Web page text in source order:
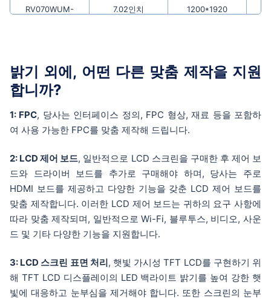
RV070WUM-
7.02인치 1200*1920
RV084XGM-
K12-20
50
RV036YHM-
1000-40
3.6인치 원형 544*506
RV040YGM-
800-39
4인치 원형 720*720
RV043FHM-
4.3인치
RV070WSM-
K10-40
6.7인치 1024*600
밝기 외에, 어떤 다른 맞춤 제작을 지원
합니까?
1: FPC, 당사는 인터페이스 정의, FPC 형상, 재료 등을 포함하
여 사용 가능한 FPC를 맞춤 제작해 드립니다.
2: LCD 제어 보드, 일반적으로 LCD 스크린을 구매한 후 제어 보
드와 드라이버 보드를 추가로 구매해야 하며, 당사는 주로
HDMI 보드를 제공하고 다양한 기능을 갖춘 LCD 제어 보드를
맞춤 제작합니다. 이러한 LCD 제어 보드는 귀하의 요구 사항에
따라 맞춤 제작되며, 일반적으로 Wi-Fi, 블루투스, 비디오, 사운
드 및 기타 다양한 기능을 지원합니다.
3: LCD 스크린 표면 처리, 햇빛 가시성 TFT LCD를 구현하기 위
해 TFT LCD 디스플레이의 LED 백라이트 밝기를 높여 강한 햇
빛에 대응하고 눈부심을 제거해야 합니다. 또한 스크린의 눈부